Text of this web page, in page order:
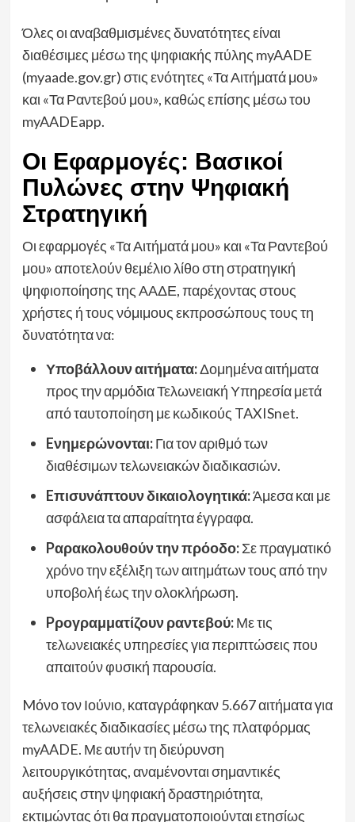
Όλες οι αναβαθμισμένες δυνατότητες είναι
διαθέσιμες μέσω της ψηφιακής πύλης myAADE
(myaade.gov.gr) στις ενότητες «Τα Αιτήματά μου»
και «Τα Ραντεβού μου», καθώς επίσης μέσω του
myAADEapp.
Οι Εφαρμογές: Βασικοί
Πυλώνες στην Ψηφιακή
Στρατηγική
Οι εφαρμογές «Τα Αιτήματά μου» και «Τα Ραντεβού
μου» αποτελούν θεμέλιο λίθο στη στρατηγική
ψηφιοποίησης της ΑΑΔΕ, παρέχοντας στους
χρήστες ή τους νόμιμους εκπροσώπους τους τη
δυνατότητα να:
Υποβάλλουν αιτήματα:Δομημένα αιτήματα
προς την αρμόδια Τελωνειακή Υπηρεσία μετά
από ταυτοποίηση με κωδικούς TAXISnet.
Eνημερώνονται:Για τον αριθμό των
διαθέσιμων τελωνειακών διαδικασιών.
Eπισυνάπτουν δικαιολογητικά:Άμεσα και με
ασφάλεια τα απαραίτητα έγγραφα.
Pαρακολουθούν την πρόοδο:Σε πραγματικό
χρόνο την εξέλιξη των αιτημάτων τους από την
υποβολή έως την ολοκλήρωση.
Pρογραμματίζουν ραντεβού:Με τις
τελωνειακές υπηρεσίες για περιπτώσεις που
απαιτούν φυσική παρουσία.
Mόνο τον Ιούνιο, καταγράφηκαν 5.667 αιτήματα για
τελωνειακές διαδικασίες μέσω της πλατφόρμας
myAADE. Με αυτήν τη διεύρυνση
λειτουργικότητας, αναμένονται σημαντικές
αυξήσεις στην ψηφιακή δραστηριότητα,
εκτιμώντας ότι θα πραγματοποιούνται ετησίως